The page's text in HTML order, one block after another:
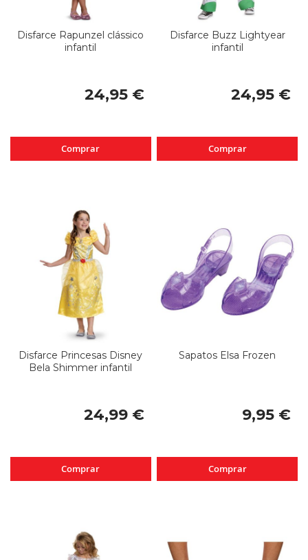
Disfarce Rapunzel clássico
infantil
24,95 €
Comprar
Disfarce Buzz Lightyear
infantil
24,95 €
Comprar
Disfarce Princesas Disney
Bela Shimmer infantil
24,99 €
Comprar
Sapatos Elsa Frozen
9,95 €
Comprar